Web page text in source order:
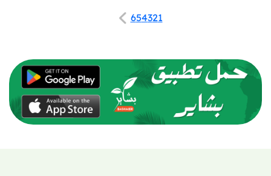
1
2
3
4
5
6